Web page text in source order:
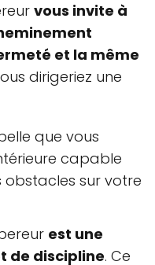
vous invite à
et la même
dirigeriez une
que vous
capable
obstacles sur votre
est une
de discipline. Ce